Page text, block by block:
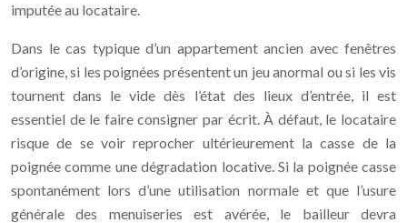
imputée au locataire.
Dans le cas typique d’un appartement ancien avec fenêtres
d’origine, si les poignées présentent un jeu anormal ou si les vis
tournent dans le vide dès l’état des lieux d’entrée, il est
essentiel de le faire consigner par écrit. À défaut, le locataire
risque de se voir reprocher ultérieurement la casse de la
poignée comme une dégradation locative. Si la poignée casse
spontanément lors d’une utilisation normale et que l’usure
générale des menuiseries est avérée, le bailleur devra